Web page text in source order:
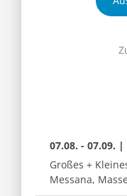
07.08. - 07.09. |
Großes +
Messana,